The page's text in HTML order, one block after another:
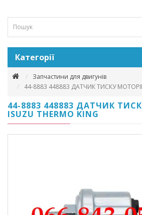
Категорії
Запчастини для двигунів
44-8883 448883 ДАТЧИК ТИСКУ МОТОРІВ
44-8883 448883 ДАТЧИК
ISUZU THERMO KING